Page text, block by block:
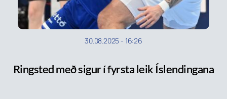
30.08.2025 - 16:26
Ringsted með sigur í fyrsta leik Íslendingana